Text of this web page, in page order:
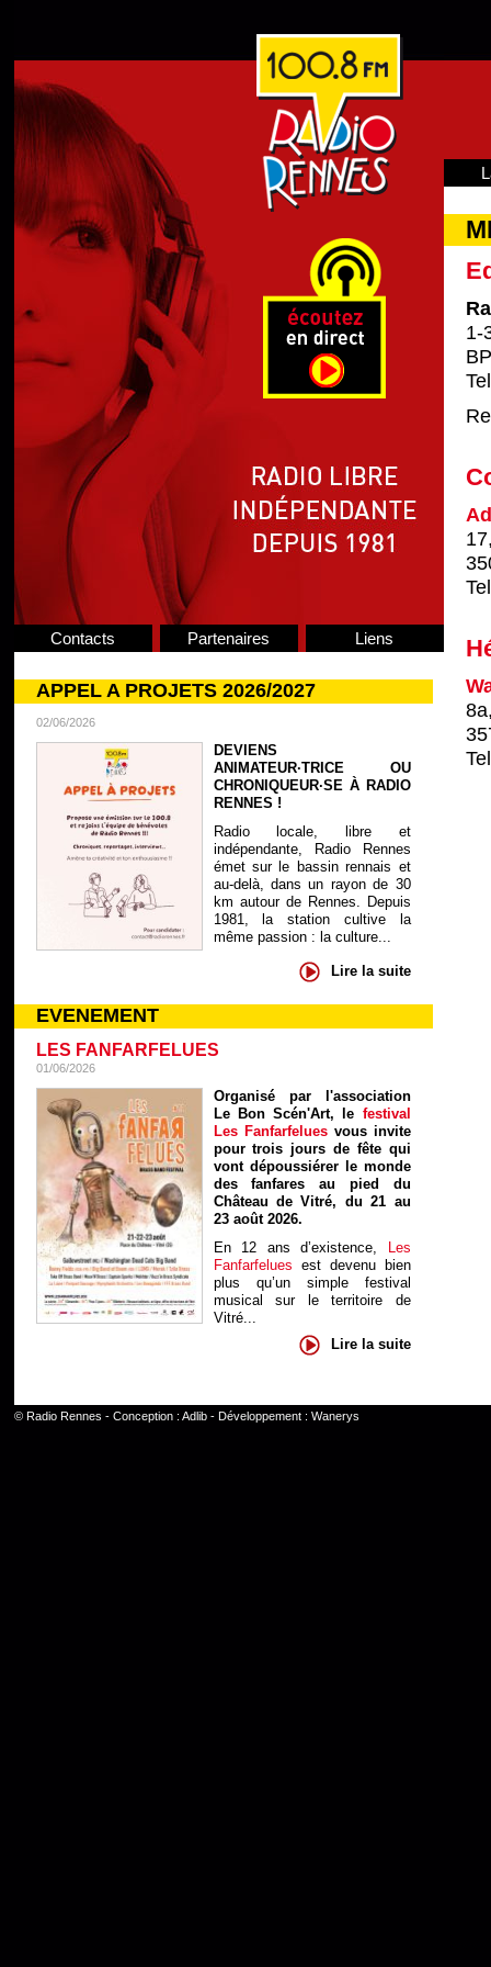
Contacts Partenaires Liens
APPEL A PROJETS 2026/2027
02/06/2026
DEVIENS
ANIMATEUR·TRICE OU
CHRONIQUEUR·SE À RADIO
RENNES !
Radio locale, libre et
indépendante, Radio Rennes
émet sur le bassin rennais et
au-delà, dans un rayon de 30
km autour de Rennes. Depuis
1981, la station cultive la
même passion : la culture...
Lire la suite
EVENEMENT
LES FANFARFELUES
01/06/2026
Organisé par l'association
Le Bon Scén'Art, le festival
Les Fanfarfelues vous invite
pour trois jours de fête qui
vont dépoussiérer le monde
des fanfares au pied du
Château de Vitré, du 21 au
23 août 2026.
En 12 ans d’existence, Les
Fanfarfelues est devenu bien
plus qu’un simple festival
musical sur le territoire de
Vitré...
Lire la suite
1-
© Radio Rennes - Conception : Adlib- Développement : Wanerys